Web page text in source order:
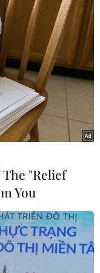
ở Zurich giữa
và Ủy viên
tổ chức
The "Relief
You